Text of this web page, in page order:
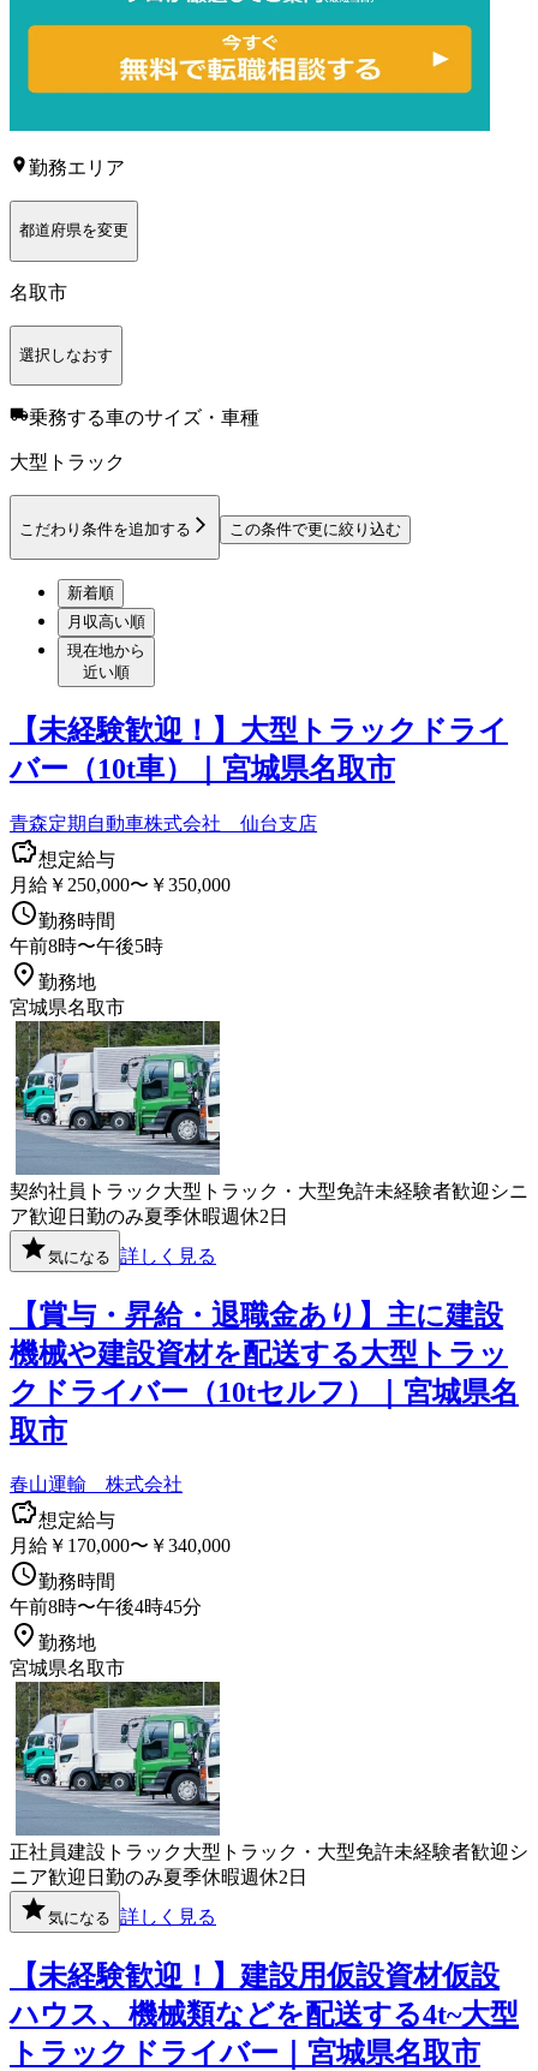
勤務エリア
都道府県を変更
名取市
選択しなおす
乗務する車のサイズ・車種
大型トラック
こだわり条件を追加する この条件で更に絞り込む
新着順
月収高い順
現在地から
近い順
【未経験歓迎！】大型トラックドライ
バー（10t車）｜宮城県名取市
青森定期自動車株式会社 仙台支店
想定給与
月給￥250,000〜￥350,000
勤務時間
午前8時〜午後5時
勤務地
宮城県名取市
契約社員 トラック大型トラック・大型免許未経験者歓迎 シニ
ア歓迎 日勤のみ夏季休暇週休2日
気になる 詳しく見る
【賞与・昇給・退職金あり】主に建設
機械や建設資材を配送する大型トラッ
クドライバー（10tセルフ）｜宮城県名
取市
春山運輸 株式会社
想定給与
月給￥170,000〜￥340,000
勤務時間
午前8時〜午後4時45分
勤務地
宮城県名取市
正社員建設 トラック大型トラック・大型免許未経験者歓迎 シ
ニア歓迎 日勤のみ夏季休暇週休2日
気になる 詳しく見る
【未経験歓迎！】建設用仮設資材仮設
ハウス、機械類などを配送する4t~大型
トラックドライバー｜宮城県名取市